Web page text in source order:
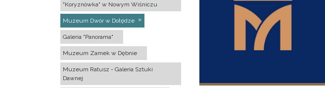
"Koryznówka" w Nowym Wiśniczu
Muzeum Dwór w Dołędze
Galeria "Panorama"
Muzeum Zamek w Dębnie
Muzeum Ratusz - Galeria Sztuki
Dawnej